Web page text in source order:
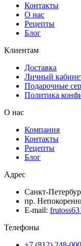
Контакты
О нас
Рецепты
Блог
Клиентам
Доставка
Личный
Подарочные
Политика
О нас
Компания
Контакты
Рецепты
Блог
Адрес
Санкт-
пр.
E-mail:
Телефоны